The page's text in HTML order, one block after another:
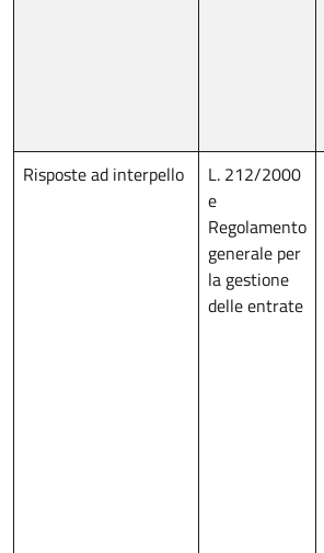
Risposte ad interpello
L. 212/2000
e
Regolamento
generale per
la gestione
delle entrate